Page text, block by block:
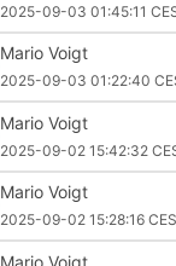
2025-09-03 01:45:11
Mario Voigt
2025-09-03 01:22:40
Mario Voigt
2025-09-02 15:42:32
Mario Voigt
2025-09-02 15:28:16
Mario Voigt